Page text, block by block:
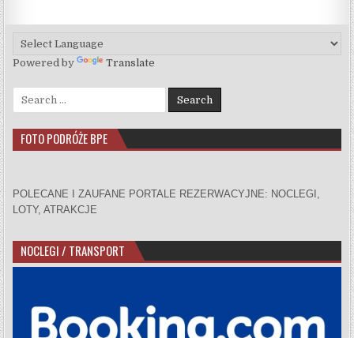
Powered by Translate
Search for:
FOTO PODRÓŻE BPE
POLECANE I ZAUFANE PORTALE REZERWACYJNE: NOCLEGI,
LOTY, ATRAKCJE
NOCLEGI / TRANSPORT